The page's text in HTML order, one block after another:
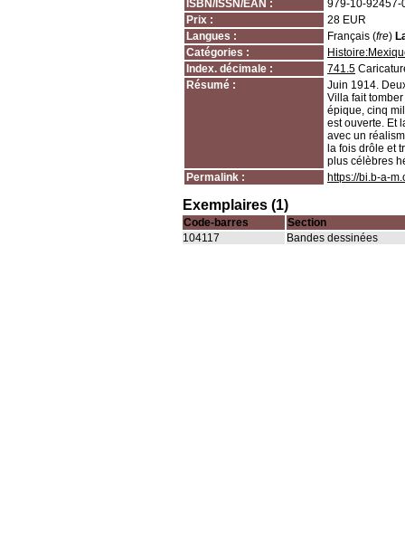
ISBN/ISSN/EAN :
979-10-92457-
Prix :
28 EUR
Langues :
Français (fre)
Catégories :
Index. décimale :
741.5
Résumé :
Juin 1914.
Villa fait
épique, cinq
est ouverte. Et
avec un
la fois drôle et
plus célèbres
Permalink :
https://bi.b-a-
Exemplaires (1)
Code-barres
Section
104117
Bandes dessinées